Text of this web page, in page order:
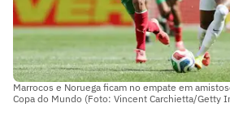
Marrocos e Noruega ficam no empate em
Copa do Mundo (Foto: Vincent Carchietta/Getty